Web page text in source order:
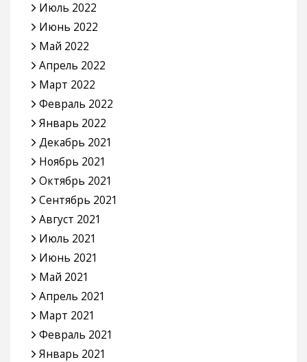
Июль 2022
Июнь 2022
Май 2022
Апрель 2022
Март 2022
Февраль 2022
Январь 2022
Декабрь 2021
Ноябрь 2021
Октябрь 2021
Сентябрь 2021
Август 2021
Июль 2021
Июнь 2021
Май 2021
Апрель 2021
Март 2021
Февраль 2021
Январь 2021